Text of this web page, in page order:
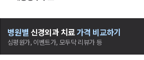
병원별 신경외과치료가격 비교하기
심평원가, 이벤트가, 모두닥 리뷰가 등